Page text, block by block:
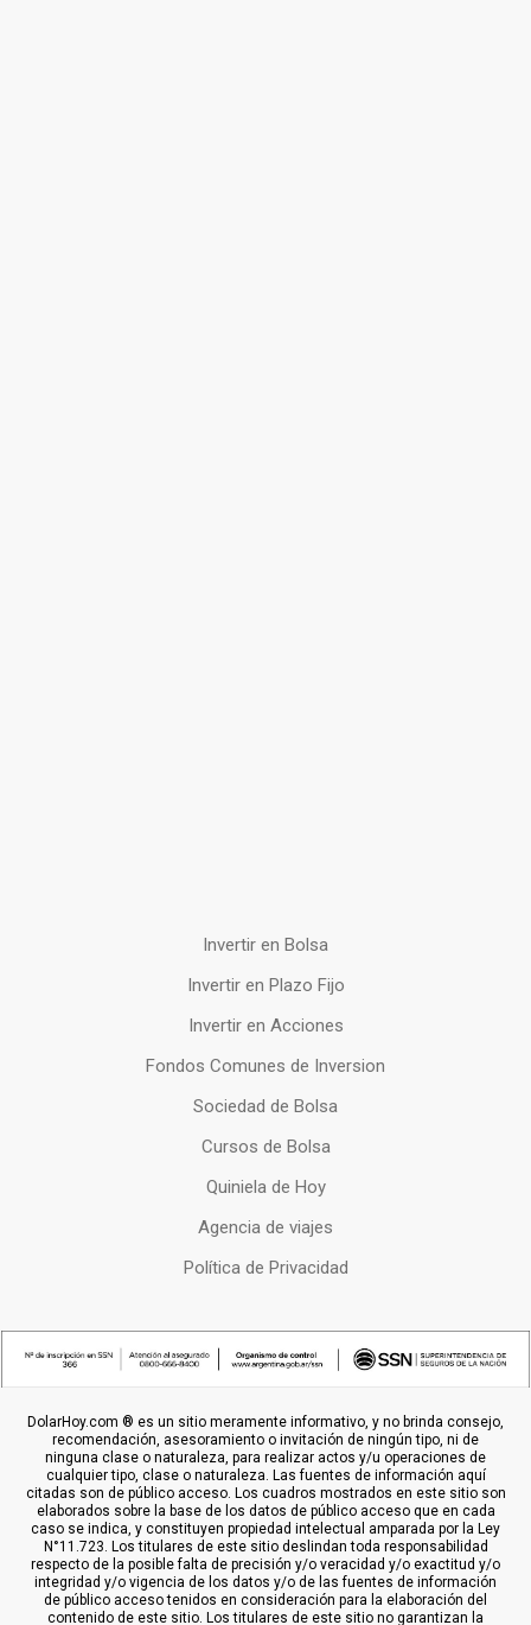
Invertir en Bolsa
Invertir en Plazo Fijo
Invertir en Acciones
Fondos Comunes de Inversion
Sociedad de Bolsa
Cursos de Bolsa
Quiniela de Hoy
Agencia de viajes
Política de Privacidad
DolarHoy.com ® es un sitio meramente informativo, y no brinda consejo,
recomendación, asesoramiento o invitación de ningún tipo, ni de
ninguna clase o naturaleza, para realizar actos y/u operaciones de
cualquier tipo, clase o naturaleza. Las fuentes de información aquí
citadas son de público acceso. Los cuadros mostrados en este sitio son
elaborados sobre la base de los datos de público acceso que en cada
caso se indica, y constituyen propiedad intelectual amparada por la Ley
N°11.723. Los titulares de este sitio deslindan toda responsabilidad
respecto de la posible falta de precisión y/o veracidad y/o exactitud y/o
integridad y/o vigencia de los datos y/o de las fuentes de información
de público acceso tenidos en consideración para la elaboración del
contenido de este sitio. Los titulares de este sitio no garantizan la